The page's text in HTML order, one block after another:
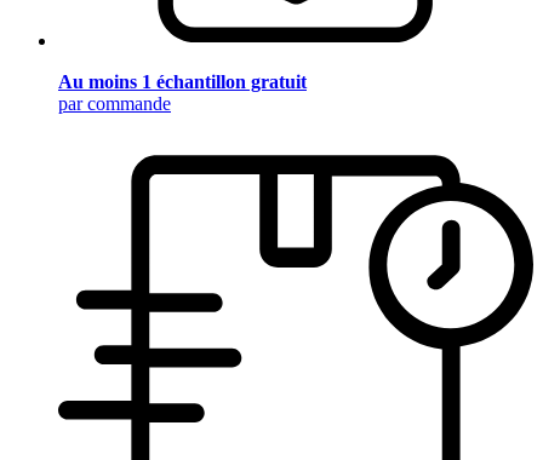
Au moins 1 échantillon gratuit
par commande